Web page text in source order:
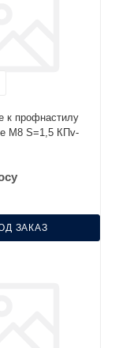
к профнастилу
М8 S=1,5 КПv-
ЗАКАЗ